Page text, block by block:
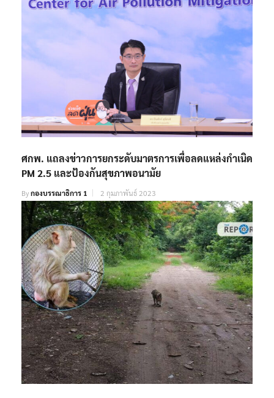
ศกพ. แถลงข่าวการยกระดับมาตรการเพื่อลดแหล่งกำเนิด
PM 2.5 และป้องกันสุขภาพอนามัย
Byกองบรรณาธิการ 1 2 กุมภาพันธ์ 2023